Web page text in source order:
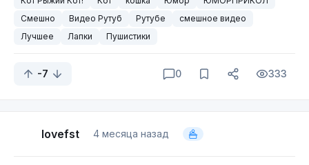
Смешно
Видео Рутуб Рутубе
смешное видео
Лучшее
Лапки Пушистики
-7 0 333
lovefst 4 месяца назад